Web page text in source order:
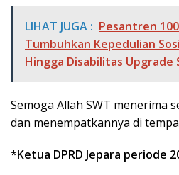
LIHAT JUGA : Pesantren
Tumbuhkan Kepedulian
Hingga Disabilitas Upgrade
Semoga Allah SWT menerima
dan menempatkannya di
*Ketua DPRD Jepara periode